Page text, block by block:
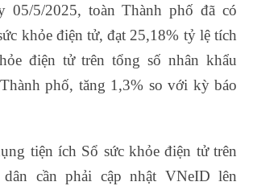
05/5/2025, toàn Thành phố đã có
khỏe điện tử, đạt 25,18% tỷ lệ tích
điện tử trên tổng số nhân khẩu
phố, tăng 1,3% so với kỳ báo
tiện ích Sổ sức khỏe điện tử trên
cần phải cập nhật VNeID lên